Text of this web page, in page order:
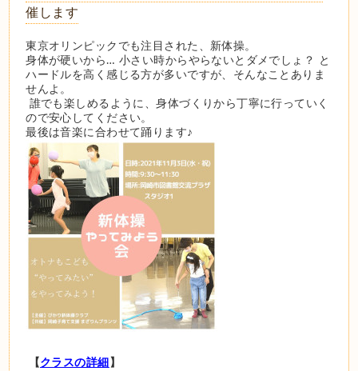
催します
東京オリンピックでも注目された、新体操。
身体が硬いから… 小さい時からやらないとダメでしょ？ と
ハードルを高く感じる方が多いですが、そんなことありま
せんよ。
ので安心してください。
最後は音楽に合わせて踊ります♪
【 クラスの詳細 】